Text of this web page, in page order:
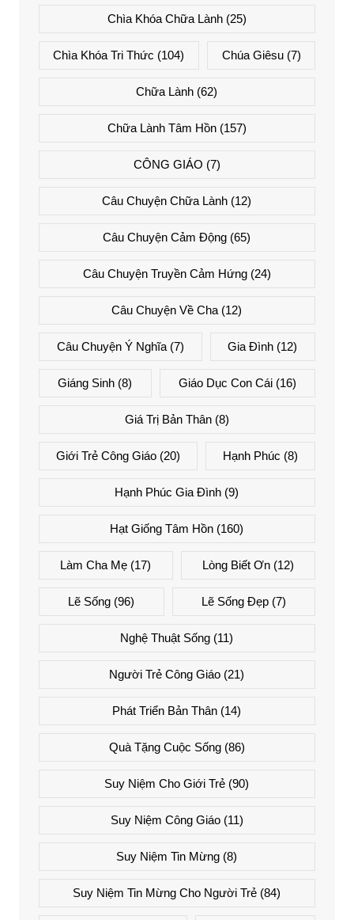
Chìa Khóa Chữa Lành(25)
Chìa Khóa Tri Thức (104) Chúa Giêsu(7)
Chữa Lành (62)
Chữa Lành Tâm Hồn(157)
CÔNG GIÁO (7)
Câu Chuyện Chữa Lành (12)
Câu Chuyện Cảm Động (65)
Câu Chuyện Truyền Cảm Hứng(24)
Câu Chuyện Về Cha (12)
Câu Chuyện Ý Nghĩa(7) Gia Đình (12)
Giáng Sinh (8) Giáo Dục Con Cái(16)
Giá Trị Bản Thân(8)
Giới Trẻ Công Giáo(20) Hạnh Phúc (8)
Hạnh Phúc Gia Đình (9)
Hạt Giống Tâm Hồn (160)
Làm Cha Mẹ (17) Lòng Biết Ơn(12)
Lẽ Sống (96) Lẽ Sống Đẹp(7)
Nghệ Thuật Sống (11)
Người Trẻ Công Giáo (21)
Phát Triển Bản Thân (14)
Quà Tặng Cuộc Sống(86)
Suy Niệm Cho Giới Trẻ (90)
Suy Niệm Công Giáo(11)
Suy Niệm Tin Mừng (8)
Suy Niệm Tin Mừng Cho Người Trẻ (84)